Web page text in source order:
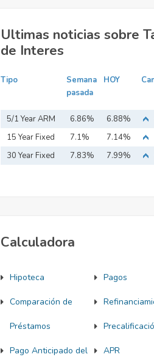
Ultimas noticias sobre
de Interes
Tipo
Semana
pasada
HOY
5/1 Year ARM 6.86% 6.88%
15 Year Fixed
Mortgage
7.1% 7.14%
30 Year Fixed
7.83% 7.99%
Calculadora
Hipoteca Pagos
Comparación de
Préstamos
Pago Anticipado del APR